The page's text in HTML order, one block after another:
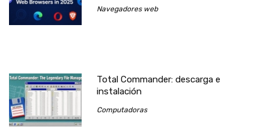
Navegadores web
Total Commander: descarga e
instalación
Computadoras